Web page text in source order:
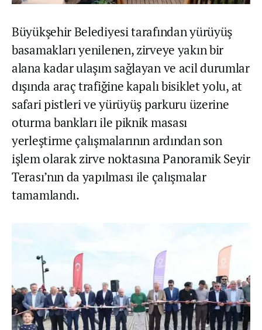
Büyükşehir Belediyesi tarafından yürüyüş
basamakları yenilenen, zirveye yakın bir
alana kadar ulaşım sağlayan ve acil durumlar
dışında araç trafiğine kapalı bisiklet yolu, at
safari pistleri ve yürüyüş parkuru üzerine
oturma bankları ile piknik masası
yerleştirme çalışmalarının ardından son
işlem olarak zirve noktasına Panoramik Seyir
Terası’nın da yapılması ile çalışmalar
tamamlandı.